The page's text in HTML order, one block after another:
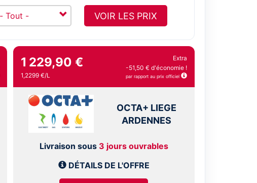
VOIR LES PRIX
1 229,90 €
1,2299 €/L
Extra
-51,50 € d'économie !
par rapport au prix officiel
OCTA+ LIEGE
ARDENNES
Livraison sous 3 jours ouvrables
DÉTAILS DE L'OFFRE